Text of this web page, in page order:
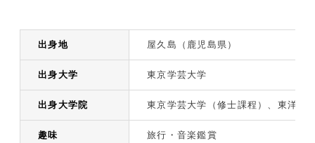
出身地 屋久島（鹿児島県）
出身大学 東京学芸大学
出身大学院 東京学芸大学（修士課程）、東洋大
趣味 旅行・音楽鑑賞